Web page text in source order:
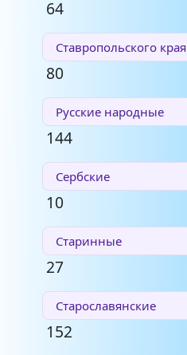
64
Ставропольского края
80
Русские народные
144
Сербские
10
Старинные
27
Старославянские
152